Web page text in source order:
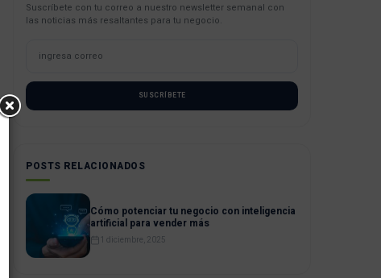
Suscríbete con tu correo a nuestro newsletter semanal con
las noticias más resaltantes para tu negocio.
SUSCRÍBETE
POSTS RELACIONADOS
Cómo potenciar tu negocio con inteligencia
artificial para vender más
1 diciembre, 2025